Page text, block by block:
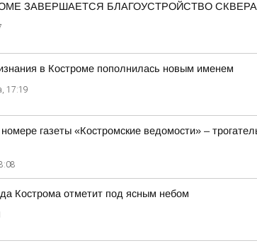
ЗАВЕРШАЕТСЯ БЛАГОУСТРОЙСТВО
в Костроме пополнилась новым именем
17:19
газеты «Костромские ведомости» –
Кострома отметит под ясным небом